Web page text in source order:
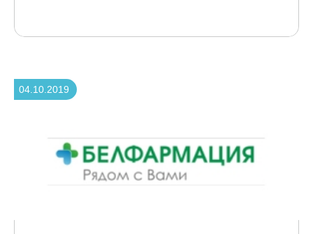
04.10.2019